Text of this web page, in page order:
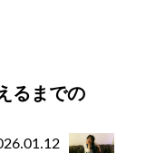
るまでの